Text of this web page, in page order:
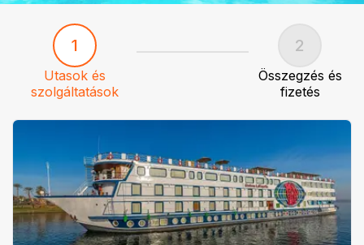
1
Utasok és
szolgáltatások
2
Összegzés és
fizetés